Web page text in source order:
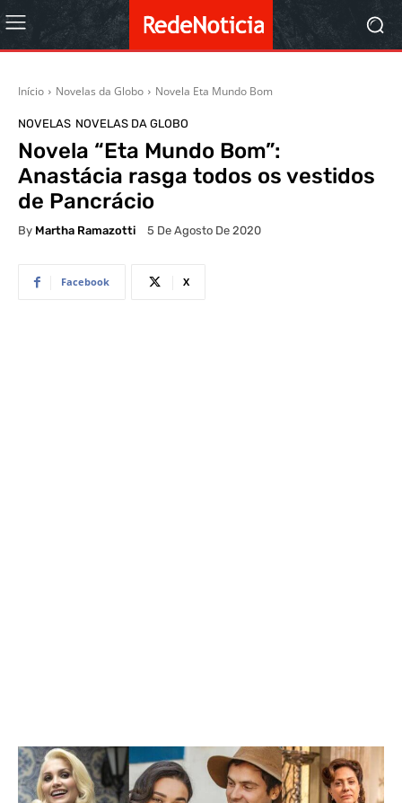
Início Novelas da Globo Novela Eta Mundo Bom
NOVELAS NOVELAS DA GLOBO
Novela “Eta Mundo Bom”:
Anastácia rasga todos os vestidos
de Pancrácio
By Martha Ramazotti 5 De Agosto De 2020
Facebook X